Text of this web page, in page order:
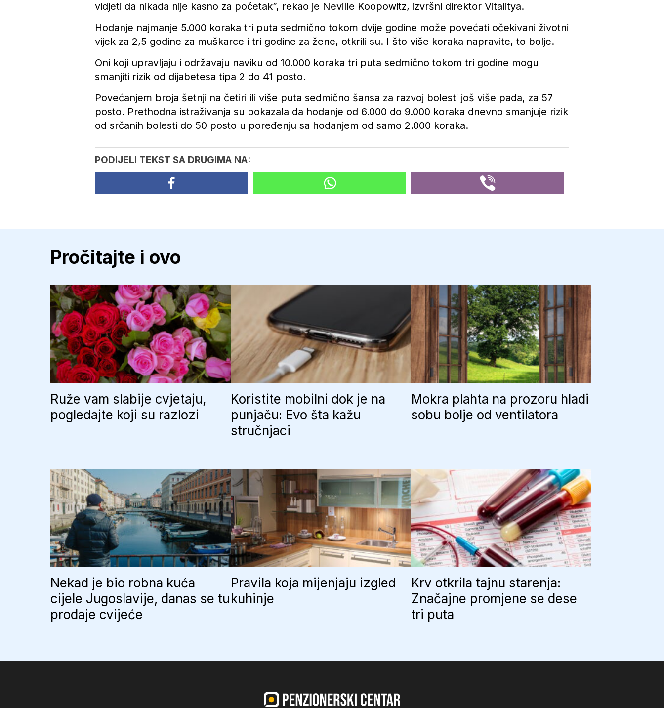
vidjeti da nikada nije kasno za početak”, rekao je Neville Koopowitz, izvršni direktor Vitalitya.
Hodanje najmanje 5.000 koraka tri puta sedmično tokom dvije godine može povećati očekivani životni
vijek za 2,5 godine za muškarce i tri godine za žene, otkrili su. I što više koraka napravite, to bolje.
Oni koji upravljaju i održavaju naviku od 10.000 koraka tri puta sedmično tokom tri godine mogu
smanjiti rizik od dijabetesa tipa 2 do 41 posto.
Povećanjem broja šetnji na četiri ili više puta sedmično šansa za razvoj bolesti još više pada, za 57
posto. Prethodna istraživanja su pokazala da hodanje od 6.000 do 9.000 koraka dnevno smanjuje rizik
od srčanih bolesti do 50 posto u poređenju sa hodanjem od samo 2.000 koraka.
PODIJELI TEKST SA DRUGIMA NA:
Pročitajte i ovo
Ruže vam slabije cvjetaju,
pogledajte koji su razlozi
Koristite mobilni dok je na
punjaču: Evo šta kažu
stručnjaci
Mokra plahta na prozoru hladi
sobu bolje od ventilatora
Nekad je bio robna kuća
cijele Jugoslavije, danas se tu
prodaje cvijeće
Pravila koja mijenjaju izgled
kuhinje
Krv otkrila tajnu starenja:
Značajne promjene se dese
tri puta